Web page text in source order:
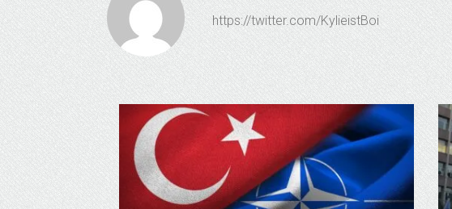
https://twitter.com/KylieistBoi